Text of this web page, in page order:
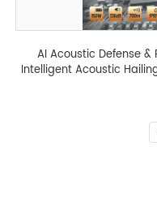
AI Acoustic Defense &
Intelligent Acoustic